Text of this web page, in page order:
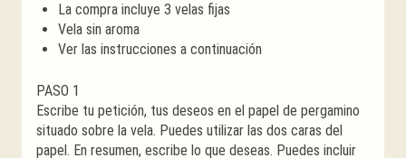
La compra incluye 3 velas fijas
Vela sin aroma
Ver las instrucciones a continuación
PASO 1
Escribe tu petición, tus deseos en el papel de pergamino
situado sobre la vela. Puedes utilizar las dos caras del
papel. En resumen, escribe lo que deseas. Puedes incluir